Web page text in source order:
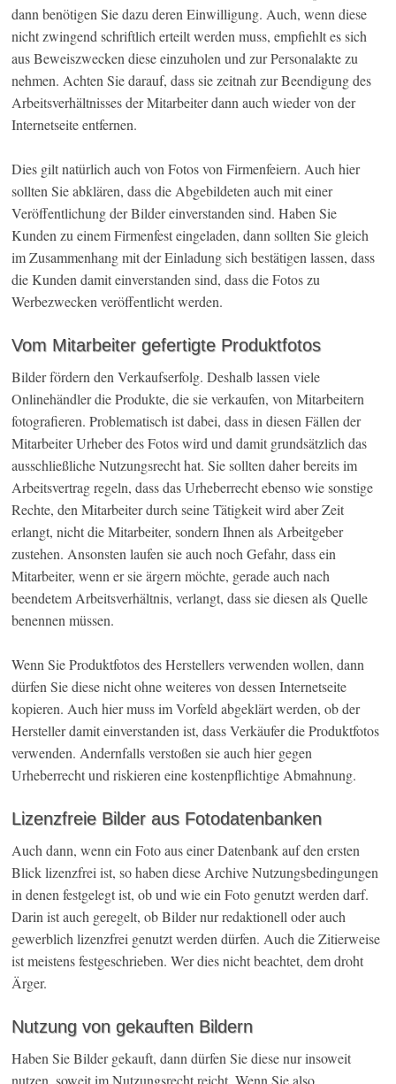
dann benötigen Sie dazu deren Einwilligung. Auch, wenn diese
nicht zwingend schriftlich erteilt werden muss, empfiehlt es sich
aus Beweiszwecken diese einzuholen und zur Personalakte zu
nehmen. Achten Sie darauf, dass sie zeitnah zur Beendigung des
Arbeitsverhältnisses der Mitarbeiter dann auch wieder von der
Internetseite entfernen.
Dies gilt natürlich auch von Fotos von Firmenfeiern. Auch hier
sollten Sie abklären, dass die Abgebildeten auch mit einer
Veröffentlichung der Bilder einverstanden sind. Haben Sie
Kunden zu einem Firmenfest eingeladen, dann sollten Sie gleich
im Zusammenhang mit der Einladung sich bestätigen lassen, dass
die Kunden damit einverstanden sind, dass die Fotos zu
Werbezwecken veröffentlicht werden.
Vom Mitarbeiter gefertigte Produktfotos
Bilder fördern den Verkaufserfolg. Deshalb lassen viele
Onlinehändler die Produkte, die sie verkaufen, von Mitarbeitern
fotografieren. Problematisch ist dabei, dass in diesen Fällen der
Mitarbeiter Urheber des Fotos wird und damit grundsätzlich das
ausschließliche Nutzungsrecht hat. Sie sollten daher bereits im
Arbeitsvertrag regeln, dass das Urheberrecht ebenso wie sonstige
Rechte, den Mitarbeiter durch seine Tätigkeit wird aber Zeit
erlangt, nicht die Mitarbeiter, sondern Ihnen als Arbeitgeber
zustehen. Ansonsten laufen sie auch noch Gefahr, dass ein
Mitarbeiter, wenn er sie ärgern möchte, gerade auch nach
beendetem Arbeitsverhältnis, verlangt, dass sie diesen als Quelle
benennen müssen.
Wenn Sie Produktfotos des Herstellers verwenden wollen, dann
dürfen Sie diese nicht ohne weiteres von dessen Internetseite
kopieren. Auch hier muss im Vorfeld abgeklärt werden, ob der
Hersteller damit einverstanden ist, dass Verkäufer die Produktfotos
verwenden. Andernfalls verstoßen sie auch hier gegen
Urheberrecht und riskieren eine kostenpflichtige Abmahnung.
Lizenzfreie Bilder aus Fotodatenbanken
Auch dann, wenn ein Foto aus einer Datenbank auf den ersten
Blick lizenzfrei ist, so haben diese Archive Nutzungsbedingungen
in denen festgelegt ist, ob und wie ein Foto genutzt werden darf.
Darin ist auch geregelt, ob Bilder nur redaktionell oder auch
gewerblich lizenzfrei genutzt werden dürfen. Auch die Zitierweise
ist meistens festgeschrieben. Wer dies nicht beachtet, dem droht
Ärger.
Nutzung von gekauften Bildern
Haben Sie Bilder gekauft, dann dürfen Sie diese nur insoweit
nutzen, soweit im Nutzungsrecht reicht. Wenn Sie also